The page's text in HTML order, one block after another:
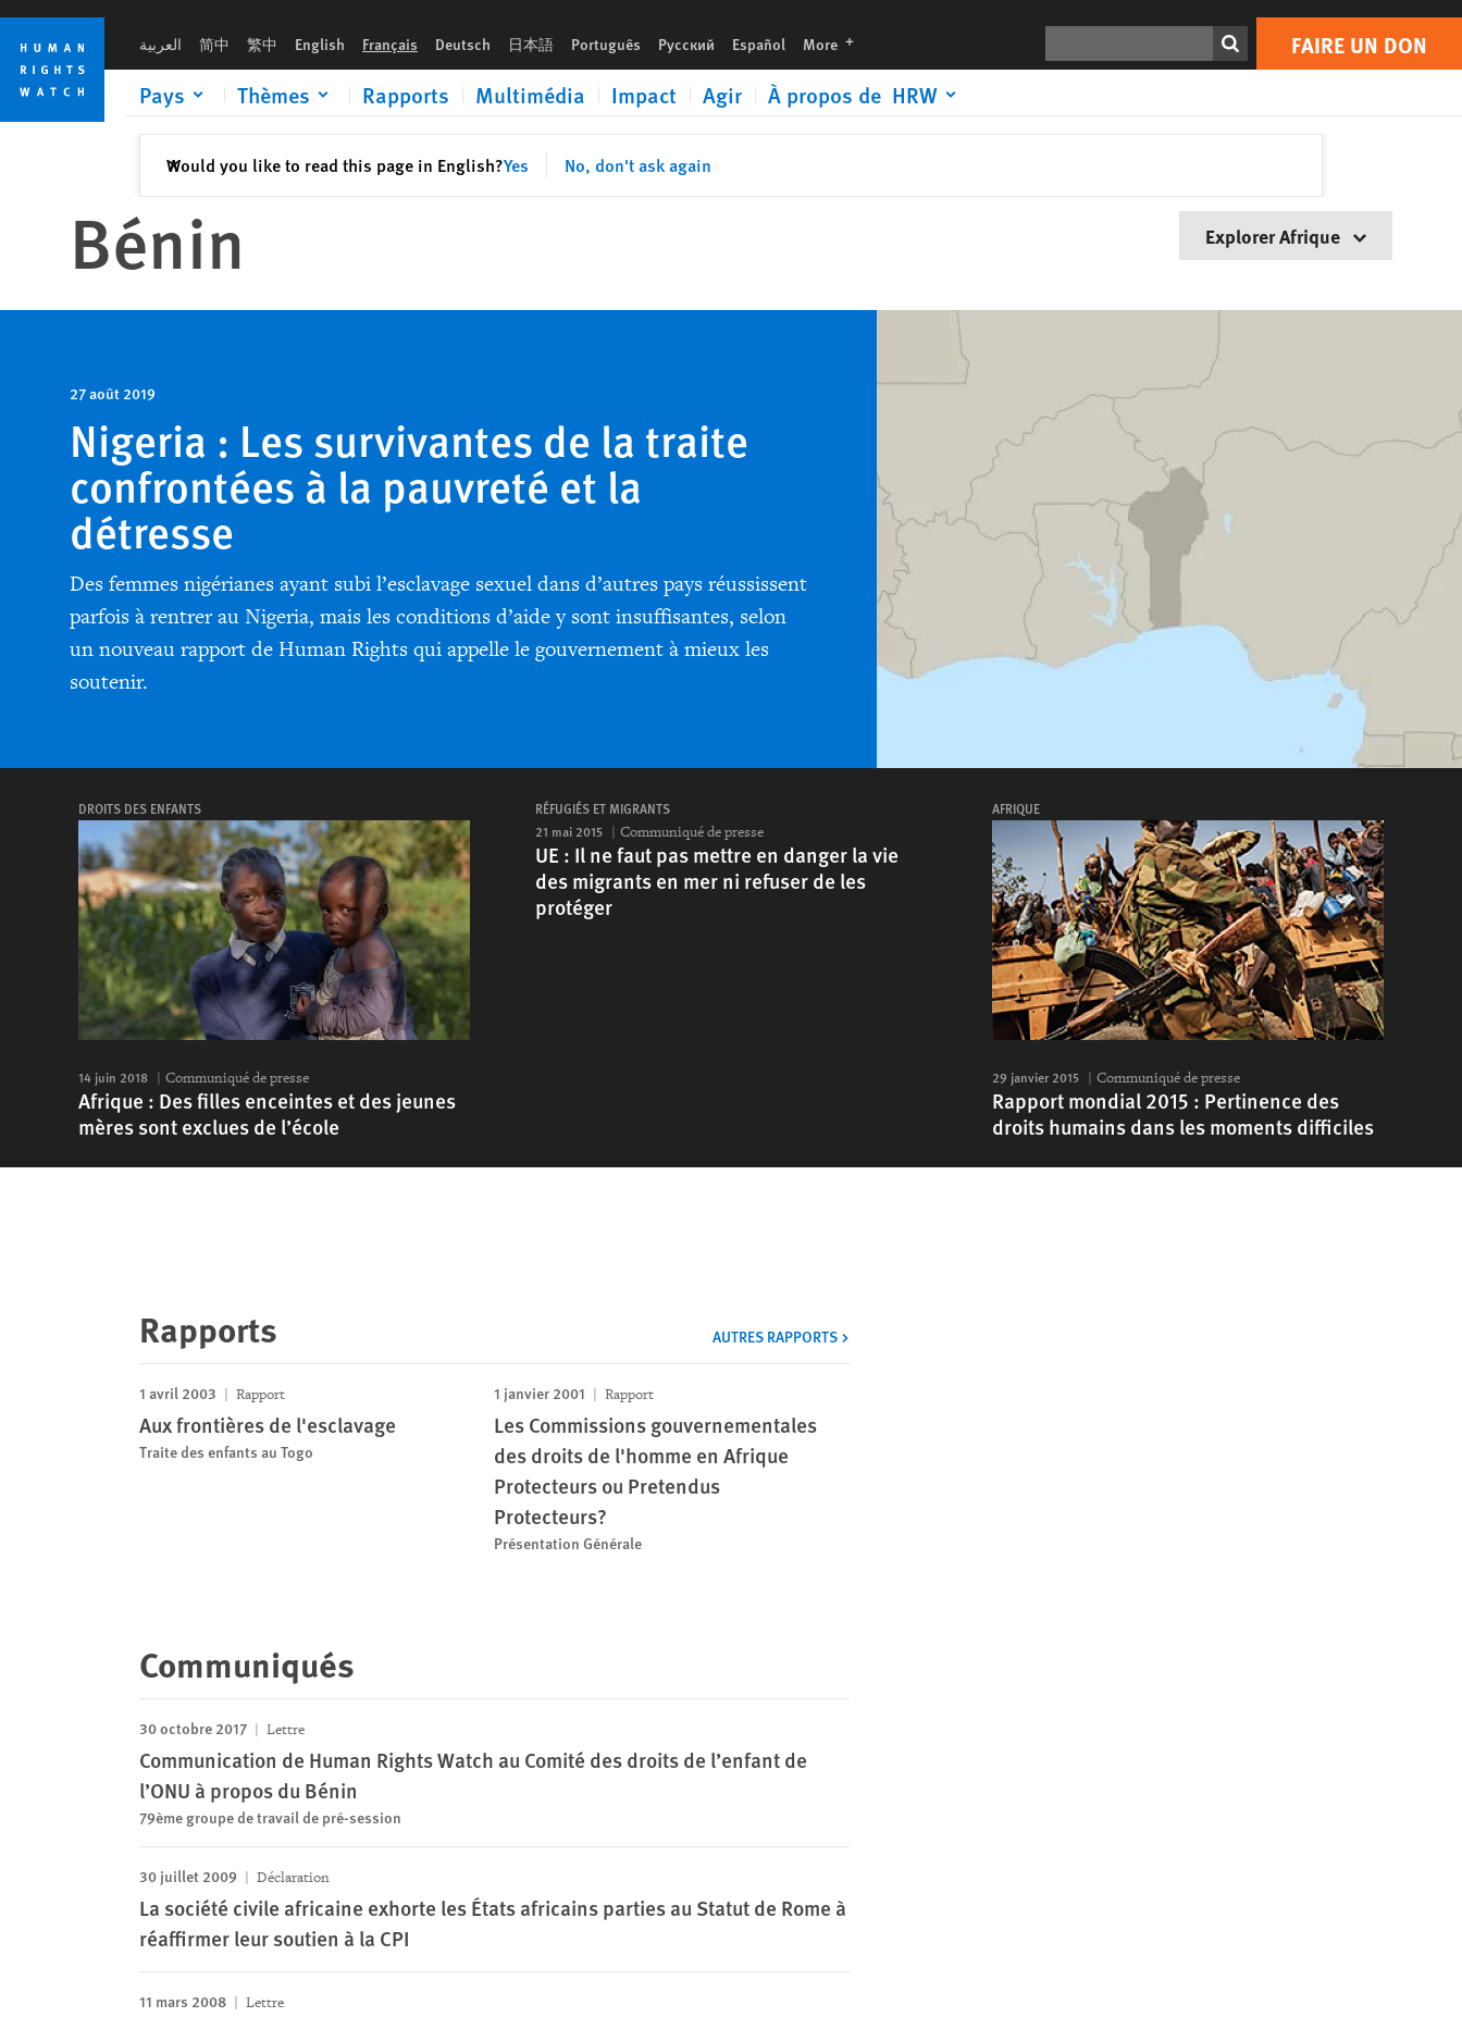
Skip
cookie
privacy
notice
Skip
main
content
العربية 简中 繁中 English Français Deutsch 日本語 Português Русский Español More languages FAIRE UN DON
Pays Thèmes Rapports Multimédia Impact Agir À propos de HRW
Would you like to read this page in English?Yes No, don't ask again
✕Fermer
Explorer Afrique
Bénin
27 août 2019
Nigeria : Les survivantes de la traite
confrontées à la pauvreté et la
détresse
Des femmes nigérianes ayant subi l’esclavage sexuel dans d’autres pays réussissent
parfois à rentrer au Nigeria, mais les conditions d’aide y sont insuffisantes, selon
un nouveau rapport de Human Rights qui appelle le gouvernement à mieux les
soutenir.
DROITS DES ENFANTS
14 juin 2018 Communiqué de presse
Afrique : Des filles enceintes et des jeunes
mères sont exclues de l’école
RÉFUGIÉS ET MIGRANTS
21 mai 2015
Communiqué de presse
UE : Il ne faut pas mettre en danger la vie
des migrants en mer ni refuser de les
protéger
AFRIQUE
29 janvier 2015 Communiqué de presse
Rapport mondial 2015 : Pertinence des
droits humains dans les moments difficiles
Rapports AUTRES RAPPORTS
1 avril 2003 Rapport
Aux frontières de l'esclavage
Traite des enfants au Togo
1 janvier 2001 Rapport
Les Commissions gouvernementales
des droits de l'homme en Afrique
Protecteurs ou Pretendus
Protecteurs?
Présentation Générale
Communiqués
30 octobre 2017 Lettre
Communication de Human Rights Watch au Comité des droits de l’enfant de
l’ONU à propos du Bénin
79ème groupe de travail de pré-session
30 juillet 2009 Déclaration
La société civile africaine exhorte les États africains parties au Statut de Rome à
réaffirmer leur soutien à la CPI
11 mars 2008 Lettre